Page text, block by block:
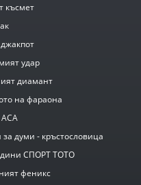
късмет
удар
диамант
на фараона
АСА
думи - кръстословица
СПОРТ ТОТО
феникс